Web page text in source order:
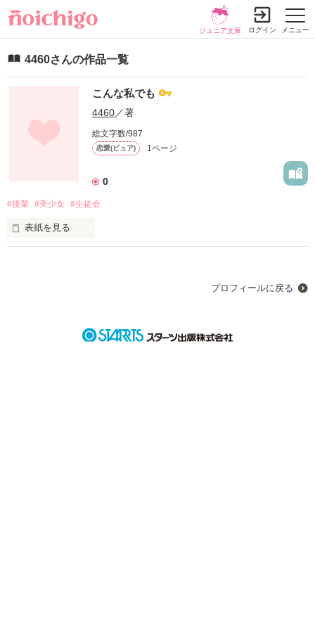
メニュー
ジュニア文庫 ログイン
4460さんの作品一覧
こんな私でも
4460／著
総文字数/987
恋愛(ピュア) 1ページ
0
#後輩 #美少女 #生徒会
表紙を見る
二人きりの作業中、突然そんなことを言われて、、
プロフィールに戻る